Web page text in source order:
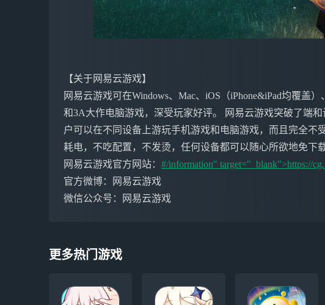
【关于网易云游戏】
网易云游戏可在Windows、Mac、iOS（iPhone&iPad均覆盖
和3A大作电脑游戏，深受玩家好评。 网易云游戏突破了端
户可以在不同设备上游玩手机游戏和电脑游戏，而且完全不
耗电，不吃配置，不发烫，任何设备都可以随心所欲地免下
网易云游戏官方网站： #/information" target="_blank">https://
官方微博：网易云游戏
微信公众号：网易云游戏
更多热门游戏